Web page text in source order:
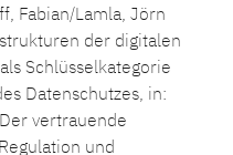
Fabian/Lamla, Jörn
der digitalen
Schlüsselkategorie
Datenschutzes, in:
vertrauende
und